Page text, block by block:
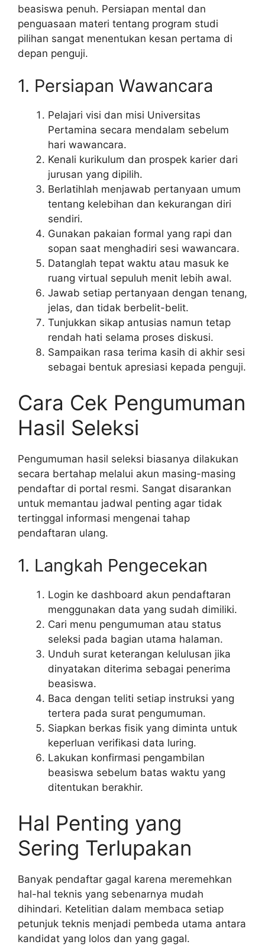
beasiswa penuh. Persiapan mental dan
penguasaan materi tentang program studi
pilihan sangat menentukan kesan pertama di
depan penguji.
1. Persiapan Wawancara
Pelajari visi dan misi Universitas
Pertamina secara mendalam sebelum
hari wawancara.
Kenali kurikulum dan prospek karier dari
jurusan yang dipilih.
Berlatihlah menjawab pertanyaan umum
tentang kelebihan dan kekurangan diri
sendiri.
Gunakan pakaian formal yang rapi dan
sopan saat menghadiri sesi wawancara.
Datanglah tepat waktu atau masuk ke
ruang virtual sepuluh menit lebih awal.
Jawab setiap pertanyaan dengan tenang,
jelas, dan tidak berbelit-belit.
Tunjukkan sikap antusias namun tetap
rendah hati selama proses diskusi.
Sampaikan rasa terima kasih di akhir sesi
sebagai bentuk apresiasi kepada penguji.
Cara Cek Pengumuman
Hasil Seleksi
Pengumuman hasil seleksi biasanya dilakukan
secara bertahap melalui akun masing-masing
pendaftar di portal resmi. Sangat disarankan
untuk memantau jadwal penting agar tidak
tertinggal informasi mengenai tahap
pendaftaran ulang.
1. Langkah Pengecekan
Login ke dashboard akun pendaftaran
menggunakan data yang sudah dimiliki.
Cari menu pengumuman atau status
seleksi pada bagian utama halaman.
Unduh surat keterangan kelulusan jika
dinyatakan diterima sebagai penerima
beasiswa.
Baca dengan teliti setiap instruksi yang
tertera pada surat pengumuman.
Siapkan berkas fisik yang diminta untuk
keperluan verifikasi data luring.
Lakukan konfirmasi pengambilan
beasiswa sebelum batas waktu yang
ditentukan berakhir.
Hal Penting yang
Sering Terlupakan
Banyak pendaftar gagal karena meremehkan
hal-hal teknis yang sebenarnya mudah
dihindari. Ketelitian dalam membaca setiap
petunjuk teknis menjadi pembeda utama antara
kandidat yang lolos dan yang gagal.